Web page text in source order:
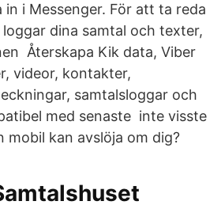
i Messenger. För att ta reda
dina samtal och texter,
Återskapa Kik data, Viber
videor, kontakter,
samtalsloggar och
med senaste inte visste
mobil kan avslöja om dig?